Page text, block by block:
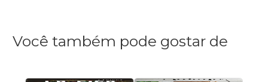
Você também pode gostar de